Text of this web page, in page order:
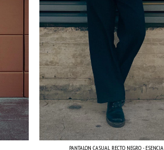
PANTALON CASUAL RECTO NEGRO - ESENCIA